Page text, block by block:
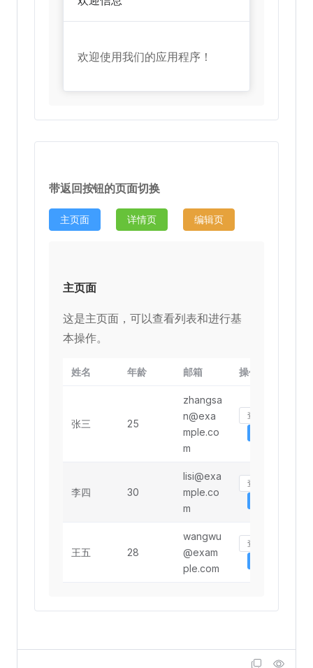
欢迎使用我们的应用程序！
带返回按钮的页面切换
主页面 详情页 编辑页
主页面
这是主页面，可以查看列表和进行基
本操作。
姓名 年龄 邮箱 操作
张三 25
zhangsa
n@exa
mple.co
m
查看详情
李四 30
lisi@exa
mple.co
m
查看详情
王五 28
wangwu
@exam
ple.com
查看详情